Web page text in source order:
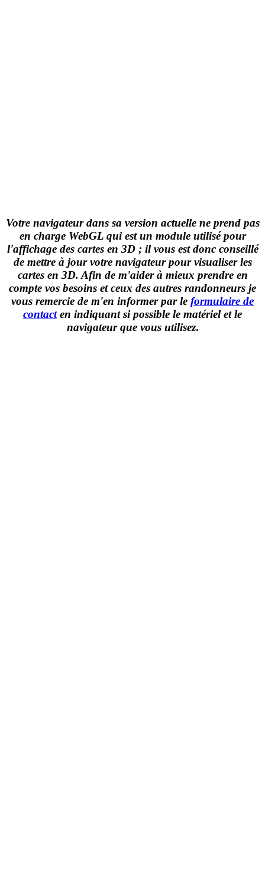
Votre navigateur dans sa version actuelle ne prend pas
en charge WebGL qui est un module utilisé pour
l'affichage des cartes en 3D ; il vous est donc conseillé
de mettre à jour votre navigateur pour visualiser les
cartes en 3D. Afin de m'aider à mieux prendre en
compte vos besoins et ceux des autres randonneurs je
vous remercie de m'en informer par le formulaire de
contacten indiquant si possible le matériel et le
navigateur que vous utilisez.